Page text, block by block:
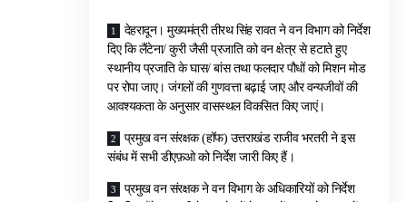
देहरादून। मुख्यमंत्री तीरथ सिंह रावत ने वन विभाग को निर्देश
दिए कि लैंटेना/ कुरी जैसी प्रजाति को वन क्षेत्र से हटाते हुए
स्थानीय प्रजाति के घास/ बांस तथा फलदार पौधों को मिशन मोड
पर रोपा जाए। जंगलों की गुणवत्ता बढ़ाई जाए और वन्यजीवों की
आवश्यकता के अनुसार वासस्थल विकसित किए जाएं।
प्रमुख वन संरक्षक (हॉफ) उत्तराखंड राजीव भरतरी ने इस
संबंध में सभी डीएफ़ओ को निर्देश जारी किए हैं।
प्रमुख वन संरक्षक ने वन विभाग के अधिकारियों को निर्देश